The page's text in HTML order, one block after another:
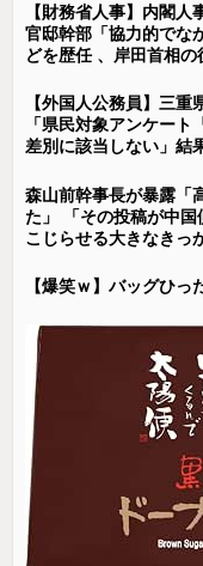
【財務省人事】内閣
官邸幹部「協力的でな
どを歴任 、岸田首相の
【外国人公務員】三
「県民対象アンケー
差別に該当しない」結
森山前幹事長が暴露「
た」 「その投稿が中
こじらせる大きなきっ
【爆笑ｗ】バッグひ